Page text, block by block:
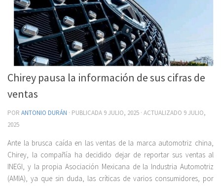
Chirey pausa la información de sus cifras de
ventas
POR ANTONIO DURÁN · PUBLICADA 9 JULIO, 2025 · ACTUALIZADO 9 JULIO,
2025
Ante la brusca caída en las ventas de la marca automotriz china,
Chirey, la compañía ha decidido dejar de reportar sus ventas al
INEGI, y la propia Asociación Mexicana de la Industria Automotriz
(AMIA), ya que sin duda, las críticas de varios consumidores, por